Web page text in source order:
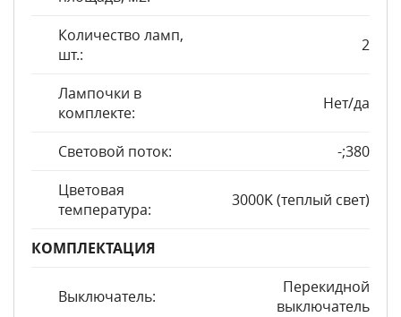
Количество ламп,
шт.:
2
Лампочки в
комплекте:
Нет/да
Световой поток:
-;380
Цветовая
температура:
3000K (теплый свет)
КОМПЛЕКТАЦИЯ
Выключатель:
Перекидной
выключатель